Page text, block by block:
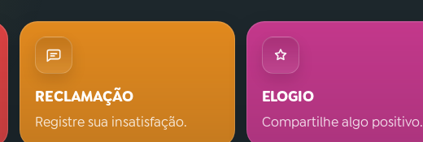
RECLAMAÇÃO
Registre sua insatisfação.
ELOGIO
Compartilhe algo positivo.